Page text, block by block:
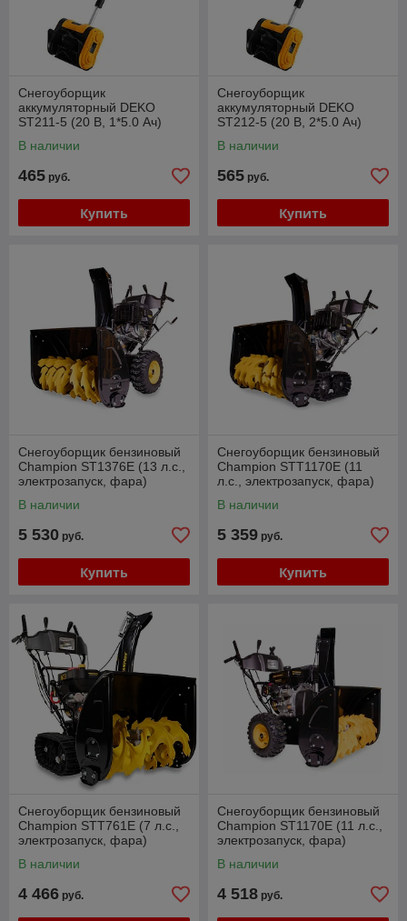
Снегоуборщик
аккумуляторный DEKO
ST211-5 (20 В, 1*5.0 Ач)
В наличии
465 руб.
Купить
Снегоуборщик
аккумуляторный DEKO
ST212-5 (20 В, 2*5.0 Ач)
В наличии
565 руб.
Купить
Снегоуборщик бензиновый
Champion ST1376E (13 л.с.,
электрозапуск, фара)
В наличии
5 530 руб.
Купить
Снегоуборщик бензиновый
Champion STT1170E (11
л.с., электрозапуск, фара)
В наличии
5 359 руб.
Купить
Снегоуборщик бензиновый
Champion STT761E (7 л.с.,
электрозапуск, фара)
В наличии
4 466 руб.
Снегоуборщик бензиновый
Champion ST1170E (11 л.с.,
электрозапуск, фара)
В наличии
4 518 руб.